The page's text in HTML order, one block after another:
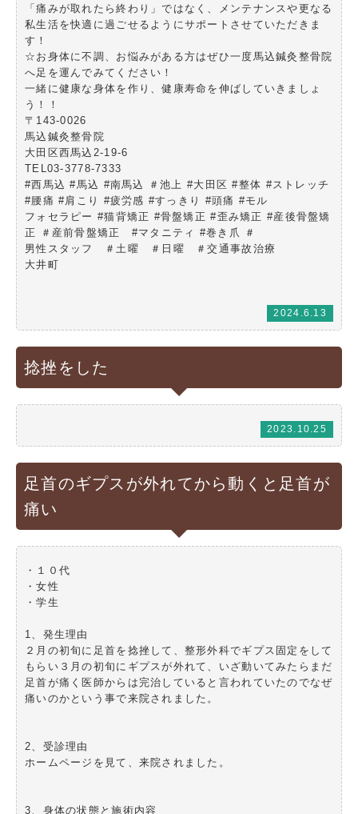
「痛みが取れたら終わり」ではなく、メンテナンスや更なる
私生活を快適に過ごせるようにサポートさせていただきま
す！
☆お身体に不調、お悩みがある方はぜひ一度馬込鍼灸整骨院
へ足を運んでみてください！
一緒に健康な身体を作り、健康寿命を伸ばしていきましょ
う！！
〒143-0026
馬込鍼灸整骨院
大田区西馬込2-19-6
TEL03-3778-7333
#西馬込 #馬込 #南馬込 ＃池上 #大田区 #整体 #ストレッチ
#腰痛 #肩こり #疲労感 #すっきり #頭痛 #モル
フォセラピー #猫背矯正 #骨盤矯正 #歪み矯正 #産後骨盤矯
正 ＃産前骨盤矯正 #マタニティ #巻き爪 ＃
男性スタッフ ＃土曜 ＃日曜 ＃交通事故治療
大井町
2024.6.13
捻挫をした
2023.10.25
足首のギプスが外れてから動くと足首が
痛い
・１０代
・女性
・学生
1、発生理由
２月の初旬に足首を捻挫して、整形外科でギプス固定をして
もらい３月の初旬にギプスが外れて、いざ動いてみたらまだ
足首が痛く医師からは完治していると言われていたのでなぜ
痛いのかという事で来院されました。
2、受診理由
ホームページを見て、来院されました。
3、身体の状態と施術内容